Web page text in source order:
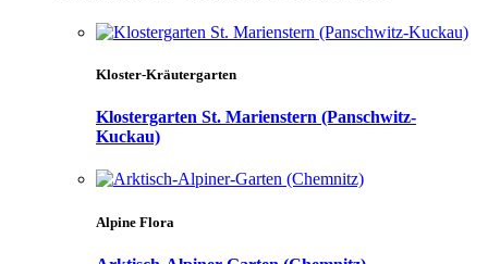
Kloster-Kräutergarten
Klostergarten St. Marienstern (Panschwitz-
Kuckau)
Alpine Flora